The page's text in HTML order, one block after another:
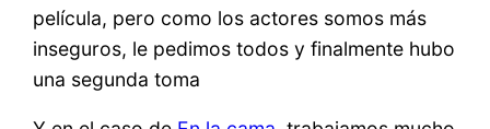
película, pero como los actores somos más
inseguros, le pedimos todos y finalmente hubo
una segunda toma